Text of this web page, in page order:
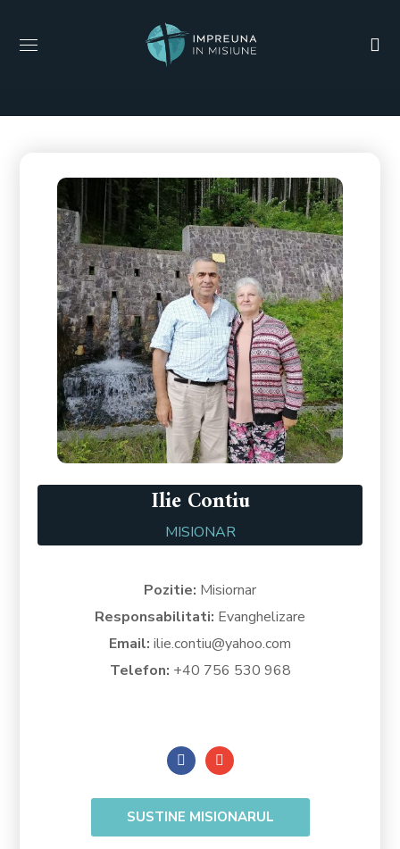
Ilie Contiu
MISIONAR
Pozitie: Misiornar
Responsabilitati: Evanghelizare
Email: ilie.contiu@yahoo.com
Telefon: +40 756 530 968
SUSTINE MISIONARUL